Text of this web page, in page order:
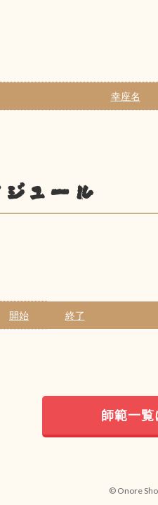
幸座名
ュール
開始 終了
師範一覧
© Onore